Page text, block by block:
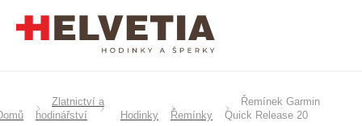
Zlatnictví a
hodinářství
Hodinky Řemínky
Řemínek Garmin
Quick Release 20